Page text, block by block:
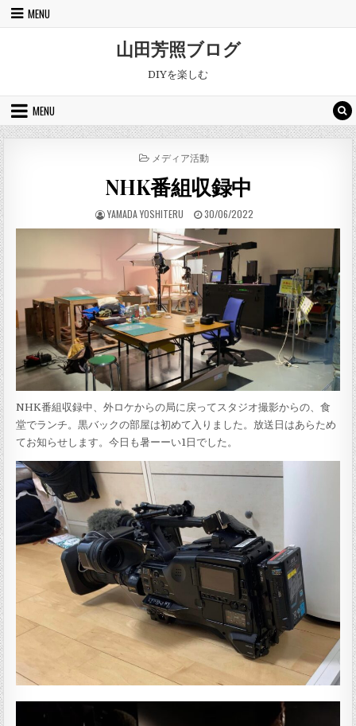
Skip to content
MENU
山田芳照ブログ
DIYを楽しむ
MENU
POSTED IN
メディア活動
NHK番組収録中
AUTHOR:
YAMADA YOSHITERU PUBLISHED DATE:
30/06/2022
NHK番組収録中、外ロケからの局に戻ってスタジオ撮影からの、食
堂でランチ。黒バックの部屋は初めて入りました。放送日はあらため
てお知らせします。今日も暑ーーい1日でした。